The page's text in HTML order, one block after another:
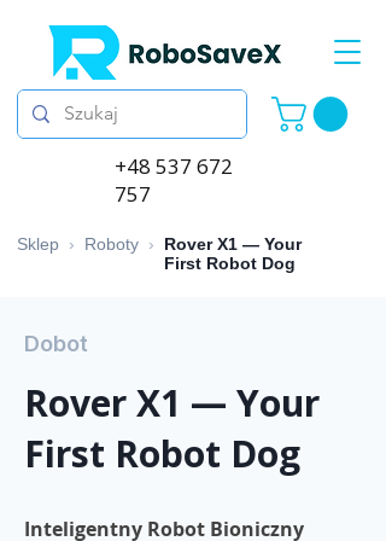
+48 537 672
757
Sklep › Roboty ›
Rover X1 — Your
First Robot Dog
Dobot
Rover X1 — Your
First Robot Dog
Inteligentny Robot Bioniczny